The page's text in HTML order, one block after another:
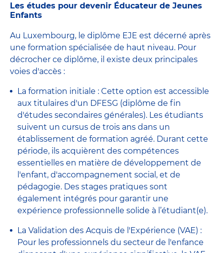
Les études pour devenir Éducateur de Jeunes
Enfants
Au Luxembourg, le diplôme EJE est décerné après
une formation spécialisée de haut niveau. Pour
décrocher ce diplôme, il existe deux principales
voies d'accès :
La formation initiale : Cette option est accessible
aux titulaires d'un DFESG (diplôme de fin
d'études secondaires générales). Les étudiants
suivent un cursus de trois ans dans un
établissement de formation agréé. Durant cette
période, ils acquièrent des compétences
essentielles en matière de développement de
l'enfant, d'accompagnement social, et de
pédagogie. Des stages pratiques sont
également intégrés pour garantir une
expérience professionnelle solide à l’étudiant(e).
La Validation des Acquis de l'Expérience (VAE) :
Pour les professionnels du secteur de l'enfance